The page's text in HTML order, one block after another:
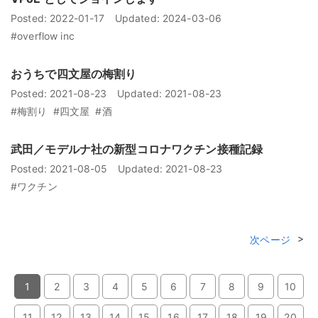
Posted: 2022-01-17 Updated: 2024-03-06
#overflow inc
おうちで四文屋の梅割り
Posted: 2021-08-23 Updated: 2021-08-23
#梅割り
#四文屋 #酒
武田／モデルナ社の新型コロナワクチン接種記録
Posted: 2021-08-05 Updated: 2021-08-23
#ワクチン
次ページ
1 2 3 4 5 6 7 8 9 10